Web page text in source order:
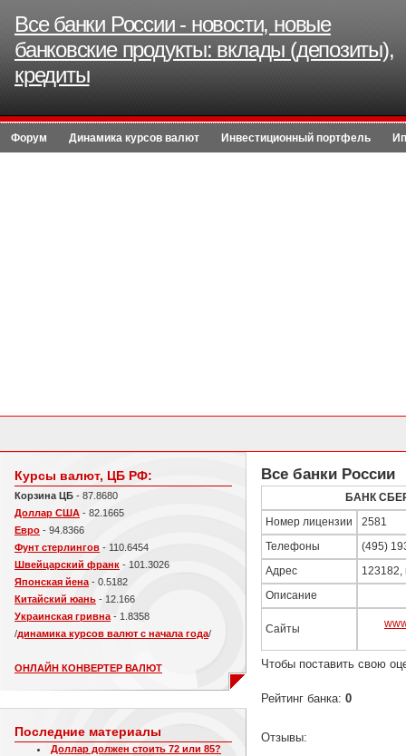
Все банки России - новости, новые
банковские продукты: вклады (депозиты),
кредиты
Форум Динамика курсов валют Инвестиционный портфель
Курсы валют, ЦБ РФ:
Корзина ЦБ - 87.8680
Доллар США - 82.1665
Евро - 94.8366
Фунт стерлингов - 110.6454
Швейцарский франк - 101.3026
Японская йена - 0.5182
Китайский юань - 12.166
Украинская гривна - 1.8358
/динамика курсов валют с начала года/
ОНЛАЙН КОНВЕРТЕР ВАЛЮТ
Последние материалы
Доллар должен стоить 72 или 85?
Все банки России
БАНК
Номер лицензии 2581
Телефоны (495)
Адрес 123182,
Описание
Сайты
Чтобы поставить свою
Рейтинг банка: 0
Отзывы: